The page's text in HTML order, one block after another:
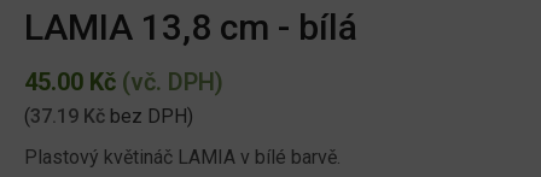
LAMIA 13,8 cm - bílá
45.00 Kč (vč. DPH)
(37.19 Kč bez DPH)
Plastový květináč LAMIA v bílé barvě.